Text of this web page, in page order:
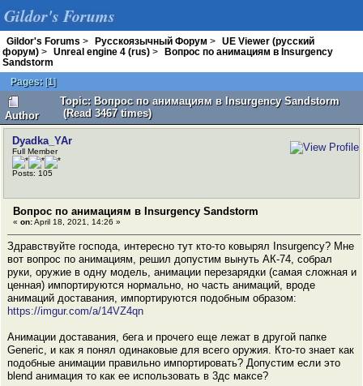
Gildor's Forums
Gildor's Forums > Русскоязычный Форум >
UE Viewer (русский
форум) > Unreal engine 4 (rus) >
Вопрос по анимациям в Insurgency
Sandstorm
Pages: [1]
Author
Topic: Вопрос по анимациям в Insurgency Sandstorm
(Read 3467 times)
Dyadka_YAr
Full Member
Posts: 105
Вопрос по анимациям в Insurgency Sandstorm
« on:April 18, 2021, 14:26 »
Здравствуйте господа, интересно тут кто-то ковырял Insurgency? Мне
вот вопрос по анимациям, решил допустим вынуть АК-74, собрал
руки, оружие в одну модель, анимации перезарядки (самая сложная и
ценная) импортируются нормально, но часть анимаций, вроде
анимаций доставания, импортируются подобным образом:
https://imgur.com/a/14VZ4qn
Анимации доставания, бега и прочего еще лежат в другой папке
Generic, и как я понял одинаковые для всего оружия. Кто-то знает как
подобные анимации правильно импортировать? Допустим если это
blend анимация то как ее использовать в 3дс максе?